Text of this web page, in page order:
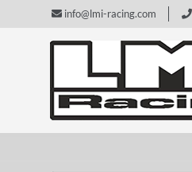
info@lmi-racing.com